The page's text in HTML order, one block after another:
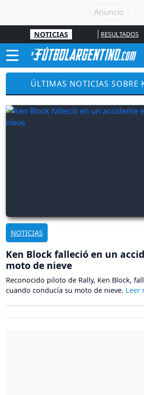
NOTICIAS RESULTADOS
ÚLTIMAS NOTICIAS SOBRE
NOTICIAS
Ken Block falleció en un
moto de nieve
Reconocido piloto de Rally, Ken Block,
cuando conducía su moto de nieve.